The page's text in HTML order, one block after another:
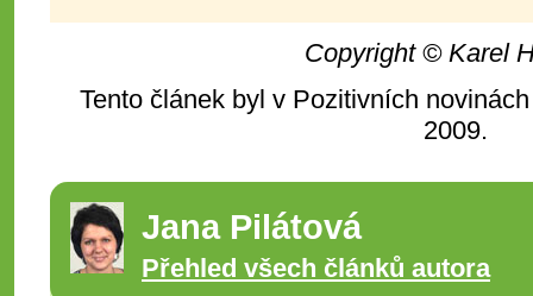
Copyright © Karel
Tento článek byl v Pozitivních
2009.
Jana Pilátová
Přehled všech článků autora